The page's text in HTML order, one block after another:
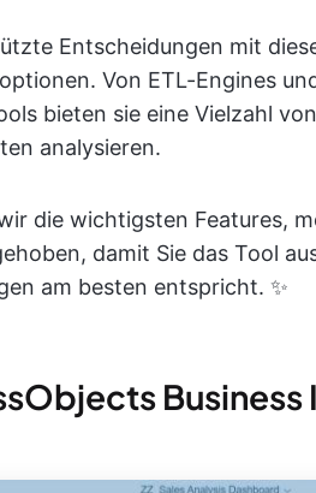
Entscheidungen mit
Von ETL-Engines
bieten sie eine Vielzahl
analysieren.
die wichtigsten Features,
damit Sie das Tool
am besten entspricht. ✨